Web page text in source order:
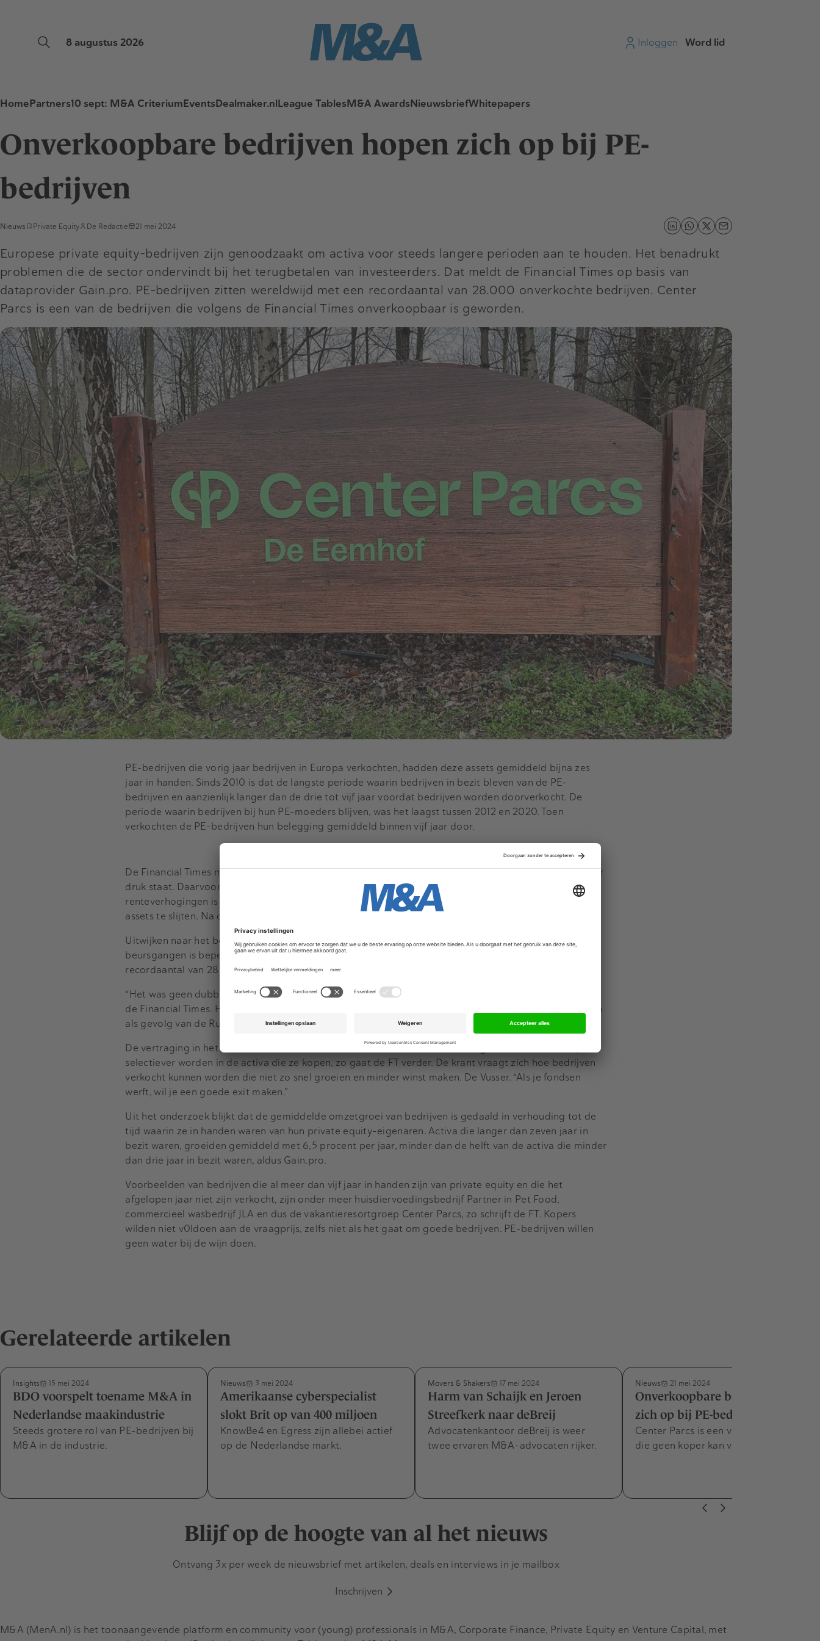
8 augustus 2026 Inloggen Word lid
HomePartners10 sept: M&A CriteriumEventsDealmaker.nlLeague TablesM&A AwardsNieuwsbriefWhitepapers
Onverkoopbare bedrijven hopen zich op bij PE-
bedrijven
Nieuws Private Equity De Redactie 21 mei 2024
Europese private equity-bedrijven zijn genoodzaakt om activa voor steeds langere perioden aan te houden. Het benadrukt
problemen die de sector ondervindt bij het terugbetalen van investeerders. Dat meldt de Financial Times op basis van
dataprovider Gain.pro. PE-bedrijven zitten wereldwijd met een recordaantal van 28.000 onverkochte bedrijven. Center
Parcs is een van de bedrijven die volgens de Financial Times onverkoopbaar is geworden.
PE-bedrijven die vorig jaar bedrijven in Europa verkochten, hadden deze assets gemiddeld bijna zes
jaar in handen. Sinds 2010 is dat de langste periode waarin bedrijven in bezit bleven van de PE-
bedrijven en aanzienlijk langer dan de drie tot vijf jaar voordat bedrijven worden doorverkocht. De
periode waarin bedrijven bij hun PE-moeders blijven, was het laagst tussen 2012 en 2020. Toen
verkochten de PE-bedrijven hun belegging gemiddeld binnen vijf jaar door.
De Financial Times meldt dat het traditionele buy-outmodel de afgelopen twee jaar steeds meer onder
druk staat. Daarvoor floreerde de sector, vooral dankzij lage rentetarieven. Maar na een serie van
renteverhogingen is de kooplust verdwenen en hebben PE-bedrijven steeds meer moeite om hun
assets te slijten. Na de pandemie heeft geopolitieke instabiliteit de PE-bedrijven geen goed gedaan.
Uitwijken naar het beleggen in beursintroducties is nauwelijks een alternatief, want het aantal
beursgangen is beperkt. Dit heeft ertoe geleid dat private equity-bedrijven wereldwijd op een
recordaantal van 28.000 onverkochte bedrijven zitten.
“Het was geen dubbele klap, het was een drievoudige klap”, zegt Philip De Vusser, COO van Gain.pro, in
de Financial Times. Hij verwijst naar de hoge rentetarieven, inflatie en schokken in de toeleveringsketen
als gevolg van de Russische invasie van Oekraïne.
De vertraging in het sluiten van deals in combinatie met duurdere financiering betekent dat bedrijven
selectiever worden in de activa die ze kopen, zo gaat de FT verder. De krant vraagt zich hoe bedrijven
verkocht kunnen worden die niet zo snel groeien en minder winst maken. De Vusser. “Als je fondsen
werft, wil je een goede exit maken.”
Uit het onderzoek blijkt dat de gemiddelde omzetgroei van bedrijven is gedaald in verhouding tot de
tijd waarin ze in handen waren van hun private equity-eigenaren. Activa die langer dan zeven jaar in
bezit waren, groeiden gemiddeld met 6,5 procent per jaar, minder dan de helft van de activa die minder
dan drie jaar in bezit waren, aldus Gain.pro.
Voorbeelden van bedrijven die al meer dan vijf jaar in handen zijn van private equity en die het
afgelopen jaar niet zijn verkocht, zijn onder meer huisdiervoedingsbedrijf Partner in Pet Food,
commercieel wasbedrijf JLA en dus de vakantieresortgroep Center Parcs, zo schrijft de FT. Kopers
wilden niet v0ldoen aan de vraagprijs, zelfs niet als het gaat om goede bedrijven. PE-bedrijven willen
geen water bij de wijn doen.
Gerelateerde artikelen
Insights 15 mei 2024
BDO voorspelt toename M&A in
Nederlandse maakindustrie
Steeds grotere rol van PE-bedrijven bij
M&A in de industrie.
Nieuws 3 mei 2024
Amerikaanse cyberspecialist
slokt Brit op van 400 miljoen
KnowBe4 en Egress zijn allebei actief
op de Nederlandse markt.
Movers & Shakers 17 mei 2024
Harm van Schaijk en Jeroen
Streefkerk naar deBreij
Advocatenkantoor deBreij is weer
twee ervaren M&A-advocaten rijker.
Nieuws 21 mei 2024
Onverkoopbare bedrijven hopen
zich op bij PE-bedrijven
Center Parcs is een van de bedrijven
die geen koper kan vinden.
Blijf op de hoogte van al het nieuws
Ontvang 3x per week de nieuwsbrief met artikelen, deals en interviews in je mailbox
Inschrijven
M&A (MenA.nl) is het toonaangevende platform en community voor (young) professionals in M&A, Corporate Finance, Private Equity en Venture Capital, met